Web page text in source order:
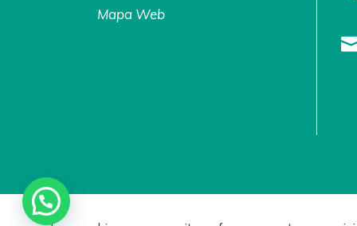
Mapa Web